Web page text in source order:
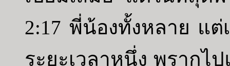
2:17 พี่น้องทั้งหลาย แต่
ระยะเวลาหนึ่ง พรากไ